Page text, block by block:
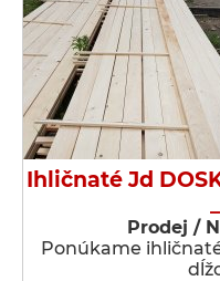
Ihličnaté Jd
Prodej /
Ponúkame